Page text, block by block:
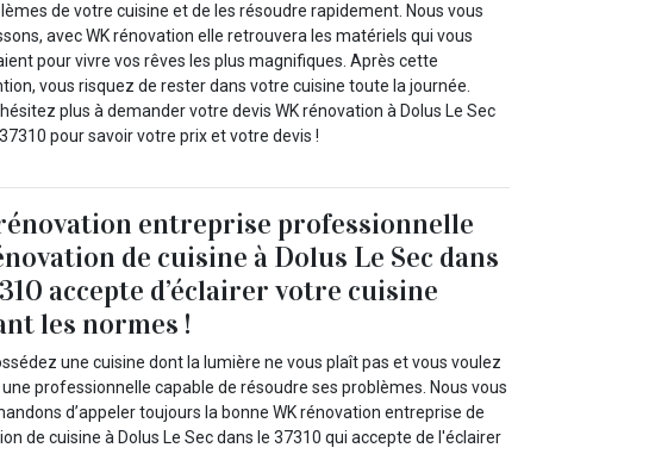
de votre cuisine et de les résoudre rapidement. Nous vous
avec WK rénovation elle retrouvera les matériels qui vous
pour vivre vos rêves les plus magnifiques. Après cette
vous risquez de rester dans votre cuisine toute la journée.
plus à demander votre devis WK rénovation à Dolus Le Sec
pour savoir votre prix et votre devis !
entreprise professionnelle
de cuisine à Dolus Le Sec dans
accepte d’éclairer votre cuisine
les normes !
une cuisine dont la lumière ne vous plaît pas et vous voulez
professionnelle capable de résoudre ses problèmes. Nous vous
d’appeler toujours la bonne WK rénovation entreprise de
de cuisine à Dolus Le Sec dans le 37310 qui accepte de l'éclairer